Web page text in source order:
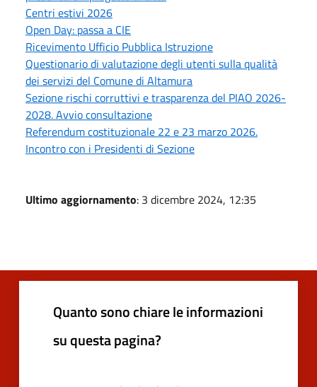
Centri estivi 2026
Open Day: passa a CIE
Ricevimento Ufficio Pubblica Istruzione
Questionario di valutazione degli utenti sulla qualità
dei servizi del Comune di Altamura
Sezione rischi corruttivi e trasparenza del PIAO 2026-
2028. Avvio consultazione
Referendum costituzionale 22 e 23 marzo 2026.
Incontro con i Presidenti di Sezione
Ultimo aggiornamento: 3 dicembre 2024, 12:35
Quanto sono chiare le informazioni
su questa pagina?